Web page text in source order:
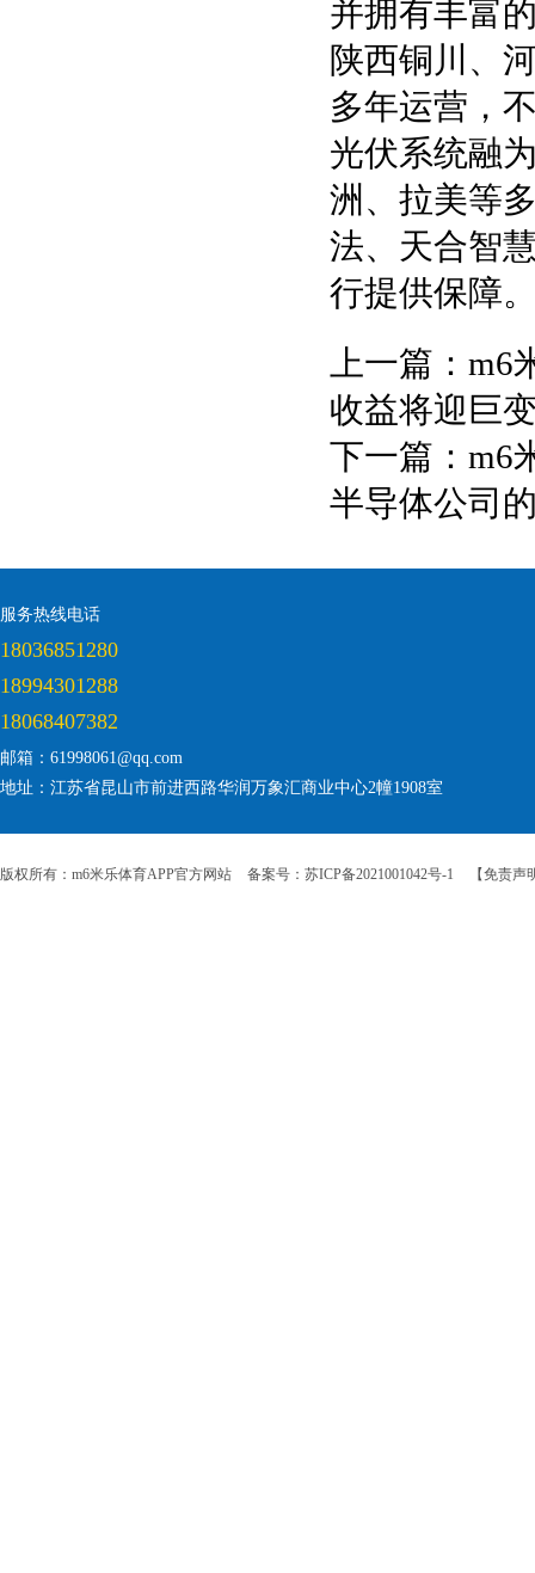
并拥有丰富
陕西铜川、
多年运营，
光伏系统融
洲、拉美等
法、天合智
行提供保障
上一篇： m6
收益将迎巨
下一篇： m6
半导体公司
服务热线电话
18036851280
18994301288
18068407382
邮箱：61998061@qq.com
地址：江苏省昆山市前进西路华润万象汇商业中心2幢1908室
版权所有：m6米乐体育APP官方网站 备案号：苏ICP备2021001042号-1 【免责声